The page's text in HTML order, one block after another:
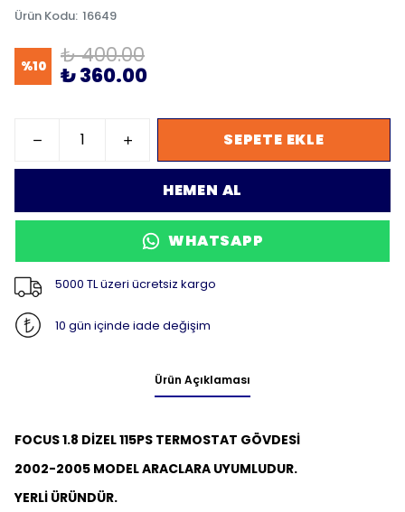
Ürün Kodu: 16649
%10 ₺ 400.00
₺ 360.00
SEPETE EKLE
HEMEN AL
WHATSAPP
5000 TL üzeri ücretsiz kargo
10 gün içinde iade değişim
Ürün Açıklaması
FOCUS 1.8 DİZEL 115PS TERMOSTAT GÖVDESİ
2002-2005 MODEL ARACLARA UYUMLUDUR.
YERLİ ÜRÜNDÜR.